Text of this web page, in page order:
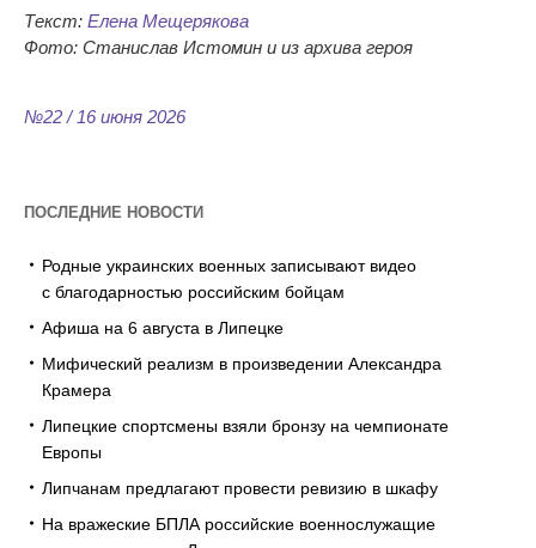
Текст: Елена Мещерякова
Фото: Станислав Истомин и из архива героя
№22 / 16 июня 2026
ПОСЛЕДНИЕ НОВОСТИ
Родные украинских военных записывают видео
с благодарностью российским бойцам
Афиша на 6 августа в Липецке
Мифический реализм в произведении Александра
Крамера
Липецкие спортсмены взяли бронзу на чемпионате
Европы
Липчанам предлагают провести ревизию в шкафу
На вражеские БПЛА российские военнослужащие